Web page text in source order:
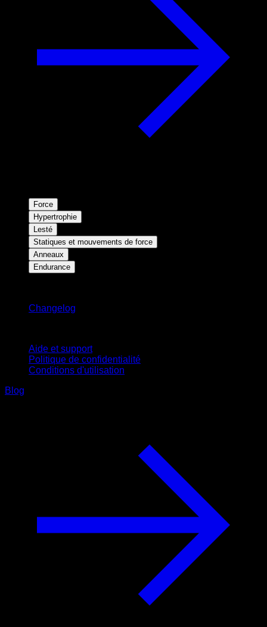
Force
Hypertrophie
Lesté
Statiques et mouvements de force
Anneaux
Endurance
Changelog
Aide et support
Politique de confidentialité
Conditions d'utilisation
Blog